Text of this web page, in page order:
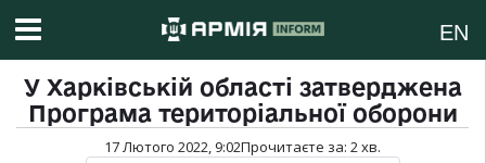
EN
У Харківській області затверджена
Програма територіальної оборони
17 Лютого 2022, 9:02Прочитаєте за: 2хв.